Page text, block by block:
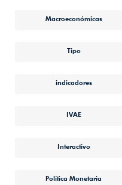
Macroeconómicas
Tipo
indicadores
IVAE
Interactivo
Política Monetaria